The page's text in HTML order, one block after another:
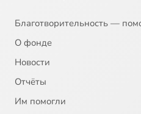
21
22
Благотворительность —
О фонде
Новости
Отчёты
Им помогли